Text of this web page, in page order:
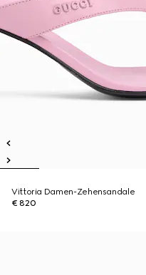
Vittoria Damen-Zehensandale
€ 820